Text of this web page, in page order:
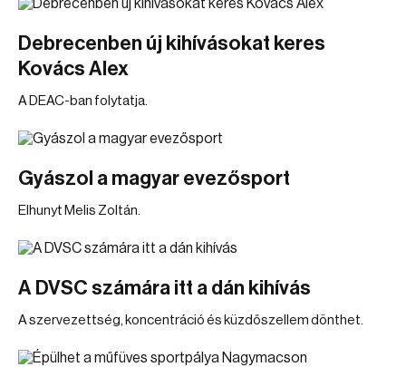
Debrecenben új kihívásokat keres
Kovács Alex
A DEAC-ban folytatja.
Gyászol a magyar evezősport
Elhunyt Melis Zoltán.
A DVSC számára itt a dán kihívás
A szervezettség, koncentráció és küzdőszellem dönthet.